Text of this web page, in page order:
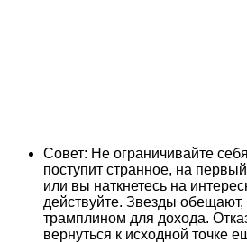
Совет: Не ограничивайте
поступит странное, на
или вы наткнетесь на
действуйте. Звезды обещают,
трамплином для дохода.
вернуться к исходной точке